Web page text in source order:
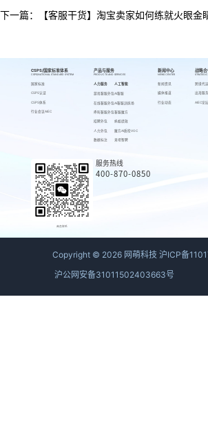
下一篇： 【客服干货】淘宝卖家如何练就火眼金
CSPS/国家标准体系
CSPS/NATIONAL STANDARD SYSTEM
国家标准
CSPS认证
CSPS体系
行业会议AIEC
产品与服务
PRODUCTS AND SERVICES
人力服务
游戏客服外包
在线客服外包
呼叫客服外包
招聘外包
人力外包
数据标注
人工智能
AI客服
AI客服训练场
客服魔方
蚂蚁绩效
魔方AI质检VOC
来呗智聘
新闻中心
NEWS CENTER
新闻资讯
媒体报道
行业动态
战略合
跨境代
出海服务
AIEC论坛
商务联系
服务热线
400-870-0850
Copyright © 2026 网萌科技 沪ICP备
沪公网安备31011502403663号